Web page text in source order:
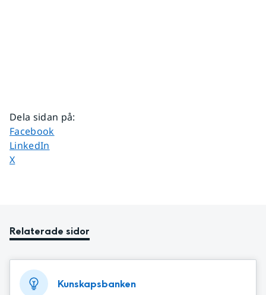
Dela sidan på:
Dela sidan på
Facebook
Dela sidan på
LinkedIn
Dela sidan på
X
Relaterade sidor
Kunskapsbanken